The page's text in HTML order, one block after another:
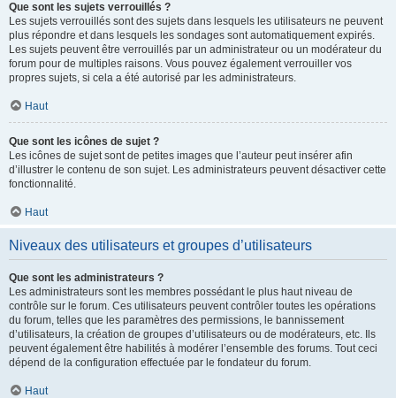
Que sont les sujets verrouillés ?
Les sujets verrouillés sont des sujets dans lesquels les utilisateurs ne peuvent
plus répondre et dans lesquels les sondages sont automatiquement expirés.
Les sujets peuvent être verrouillés par un administrateur ou un modérateur du
forum pour de multiples raisons. Vous pouvez également verrouiller vos
propres sujets, si cela a été autorisé par les administrateurs.
Haut
Que sont les icônes de sujet ?
Les icônes de sujet sont de petites images que l’auteur peut insérer afin
d’illustrer le contenu de son sujet. Les administrateurs peuvent désactiver cette
fonctionnalité.
Haut
Niveaux des utilisateurs et groupes d’utilisateurs
Que sont les administrateurs ?
Les administrateurs sont les membres possédant le plus haut niveau de
contrôle sur le forum. Ces utilisateurs peuvent contrôler toutes les opérations
du forum, telles que les paramètres des permissions, le bannissement
d’utilisateurs, la création de groupes d’utilisateurs ou de modérateurs, etc. Ils
peuvent également être habilités à modérer l’ensemble des forums. Tout ceci
dépend de la configuration effectuée par le fondateur du forum.
Haut